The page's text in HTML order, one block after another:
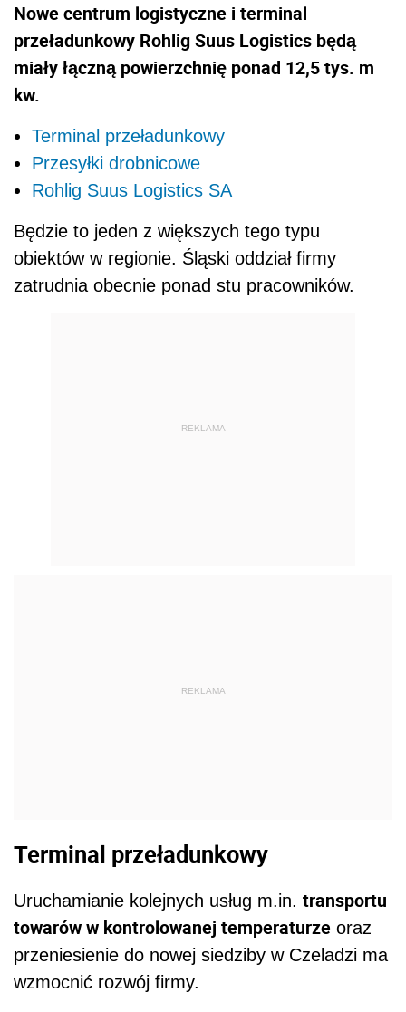
Nowe centrum logistyczne i terminal
przeładunkowy Rohlig Suus Logistics będą
miały łączną powierzchnię ponad 12,5 tys. m
kw.
Terminal przeładunkowy
Przesyłki drobnicowe
Rohlig Suus Logistics SA
Będzie to jeden z większych tego typu
obiektów w regionie. Śląski oddział firmy
zatrudnia obecnie ponad stu pracowników.
REKLAMA
REKLAMA
Terminal przeładunkowy
Uruchamianie kolejnych usług m.in. transportu
towarów w kontrolowanej temperaturze oraz
przeniesienie do nowej siedziby w Czeladzi ma
wzmocnić rozwój firmy.